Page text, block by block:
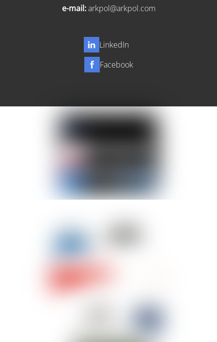
e-mail:arkpol@arkpol.com
LinkedIn
Facebook